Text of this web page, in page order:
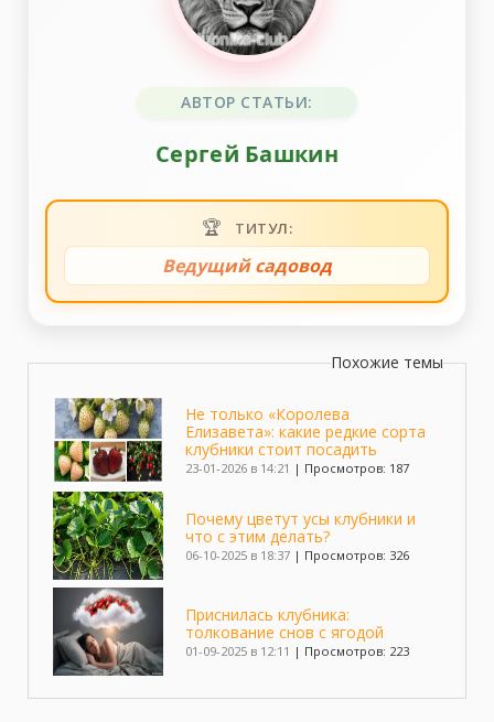
АВТОР СТАТЬИ:
Сергей Башкин
🏆 ТИТУЛ:
Ведущий садовод
Похожие темы
Не только «Королева
Елизавета»: какие редкие сорта
клубники стоит посадить
23-01-2026 в 14:21 | Просмотров: 187
Почему цветут усы клубники и
что с этим делать?
06-10-2025 в 18:37 | Просмотров: 326
Приснилась клубника:
толкование снов с ягодой
01-09-2025 в 12:11 | Просмотров: 223